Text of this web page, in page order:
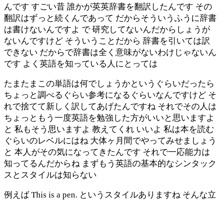
んです すごい昔 誰かが英英辞書を翻訳したんです その
翻訳はずっと続くんであって だからそういうふうに辞書
は書けないんですよ で 研究してないんだからしょうが
ないんですけど そういうことだから 辞書を引いては訳
できない だからで辞書は全く意味がないわけじゃないん
です よく英語を知っている人にとっては
たまたまこの単語は何でしょうかというぐらいだったら
ちょっと調べるぐらい参考になるぐらいなんですけど そ
れで捨てて新しく訳してあげたんですね それでその人は
ちょっともう一度英語を勉強した方がいいと思いますよ
と 私もそう思いますよ 教えてくれ いいよ 私は本を読む
ぐらいのレベルにはね 大体ヶ月間でやってみせましょう
と 本人がその気になってきたんです それで一応能力は
知ってるんだからね まずもう英語の基本的なシンタック
スとスタイルは知らない
例えば This is a pen. というスタイルありますね そんな立